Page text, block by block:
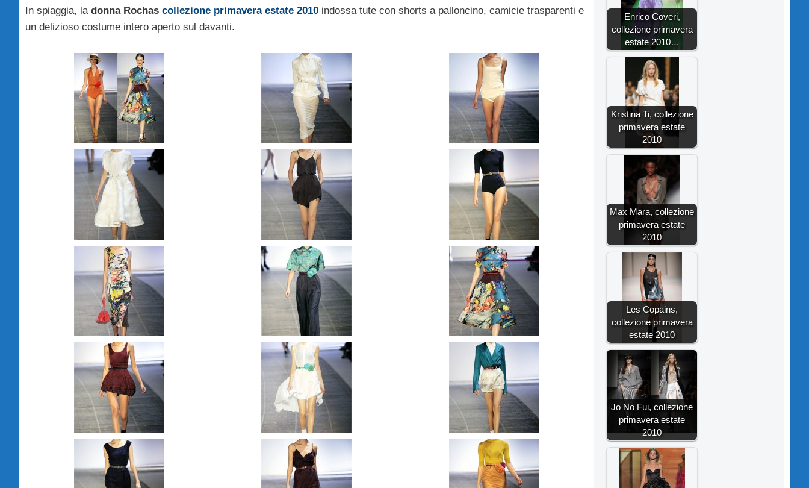
In spiaggia, ladonna Rochas collezione primavera estate 2010 indossa tute con shorts a palloncino, camicie trasparenti e
un delizioso costume intero aperto sul davanti.
Enrico Coveri,
collezione primavera
estate 2010…
Kristina Ti, collezione
primavera estate
2010
Max Mara, collezione
primavera estate
2010
Les Copains,
collezione primavera
estate 2010
Jo No Fui, collezione
primavera estate
2010